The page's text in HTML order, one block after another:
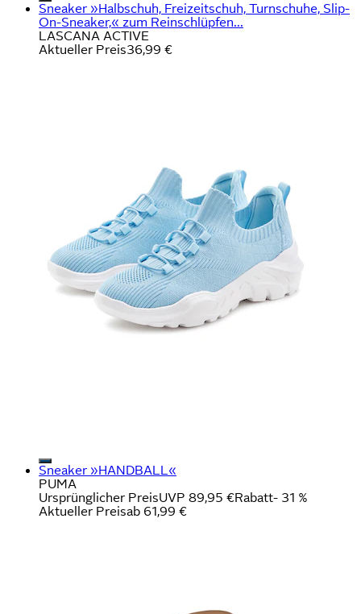
Sneaker »Halbschuh, Freizeitschuh, Turnschuhe, Slip-
On-Sneaker,« zum Reinschlüpfen...
LASCANA ACTIVE
Aktueller Preis36,99 €
Sneaker »HANDBALL«
PUMA
Ursprünglicher PreisUVP 89,95 €Rabatt- 31 %
Aktueller Preisab 61,99 €